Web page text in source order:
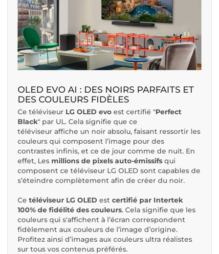
OLED EVO AI : DES NOIRS PARFAITS ET
DES COULEURS FIDÈLES
Ce téléviseur LG OLED evo est certifié "Perfect
Black" par UL. Cela signifie que ce
téléviseur affiche un noir absolu, faisant ressortir les
couleurs qui composent l’image pour des
contrastes infinis, et ce de jour comme de nuit. En
effet, Les millions de pixels auto-émissifs qui
composent ce téléviseur LG OLED sont capables de
s’éteindre complètement afin de créer du noir.
Ce téléviseur LG OLED est certifié par Intertek
100% de fidélité des couleurs. Cela signifie que les
couleurs qui s'affichent à l’écran correspondent
fidèlement aux couleurs de l’image d’origine.
Profitez ainsi d’images aux couleurs ultra réalistes
sur tous vos contenus préférés.